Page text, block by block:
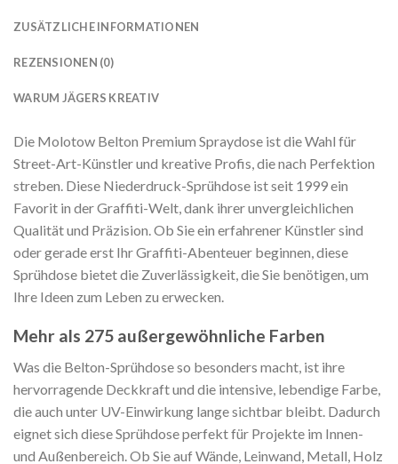
ZUSÄTZLICHE INFORMATIONEN
REZENSIONEN (0)
WARUM JÄGERS KREATIV
Die Molotow Belton Premium Spraydose ist die Wahl für
Street-Art-Künstler und kreative Profis, die nach Perfektion
streben. Diese Niederdruck-Sprühdose ist seit 1999 ein
Favorit in der Graffiti-Welt, dank ihrer unvergleichlichen
Qualität und Präzision. Ob Sie ein erfahrener Künstler sind
oder gerade erst Ihr Graffiti-Abenteuer beginnen, diese
Sprühdose bietet die Zuverlässigkeit, die Sie benötigen, um
Ihre Ideen zum Leben zu erwecken.
Mehr als 275 außergewöhnliche Farben
Was die Belton-Sprühdose so besonders macht, ist ihre
hervorragende Deckkraft und die intensive, lebendige Farbe,
die auch unter UV-Einwirkung lange sichtbar bleibt. Dadurch
eignet sich diese Sprühdose perfekt für Projekte im Innen-
und Außenbereich. Ob Sie auf Wände, Leinwand, Metall, Holz